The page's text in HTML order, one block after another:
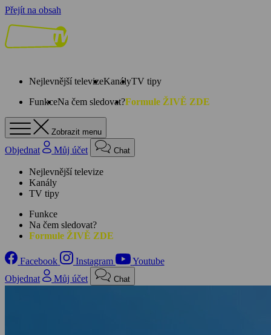
Přejít na obsah
Nejlevnější televizeKanályTV tipy
FunkceNa čem sledovat?Formule ŽIVĚ ZDE
Zobrazit menu
Objednat Můj účet Chat
Nejlevnější televize
Kanály
TV tipy
Funkce
Na čem sledovat?
Formule ŽIVĚ ZDE
Facebook Instagram
Youtube
Objednat
Můj účet Chat